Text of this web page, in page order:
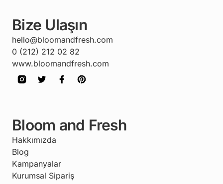
Bize Ulaşın
hello@bloomandfresh.com
0 (212) 212 02 82
www.bloomandfresh.com
Bloom and Fresh
Hakkımızda
Blog
Kampanyalar
Kurumsal Sipariş